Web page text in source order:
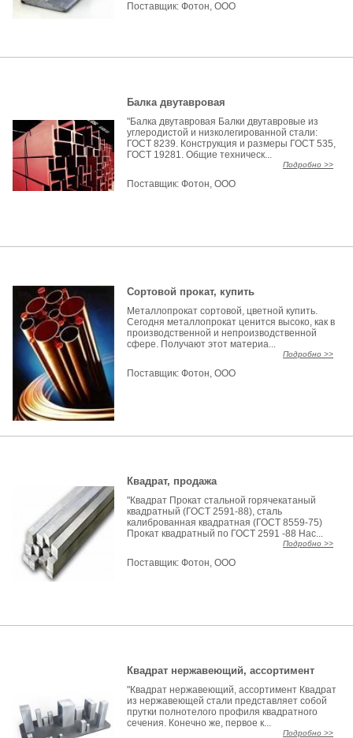
Поставщик:Фотон, ООО
Балка двутавровая
"Балка двутавровая Балки двутавровые из
углеродистой и низколегированной стали:
ГОСТ 8239. Конструкция и размеры ГОСТ 535,
ГОСТ 19281. Общие техническ...
Подробно >>
Поставщик:Фотон, ООО
Сортовой прокат, купить
Металлопрокат сортовой, цветной купить.
Сегодня металлопрокат ценится высоко, как в
производственной и непроизводственной
сфере. Получают этот материа...
Подробно >>
Поставщик:Фотон, ООО
Квадрат, продажа
"Квадрат Прокат стальной горячекатаный
квадратный (ГОСТ 2591-88), сталь
калиброванная квадратная (ГОСТ 8559-75)
Прокат квадратный по ГОСТ 2591 -88 Нас...
Подробно >>
Поставщик:Фотон, ООО
Квадрат нержавеющий, ассортимент
"Квадрат нержавеющий, ассортимент Квадрат
из нержавеющей стали представляет собой
прутки полнотелого профиля квадратного
сечения. Конечно же, первое к...
Подробно >>